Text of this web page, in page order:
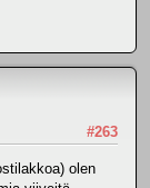
#263
olen